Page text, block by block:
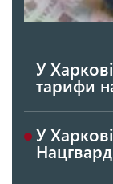
У
тарифи
У